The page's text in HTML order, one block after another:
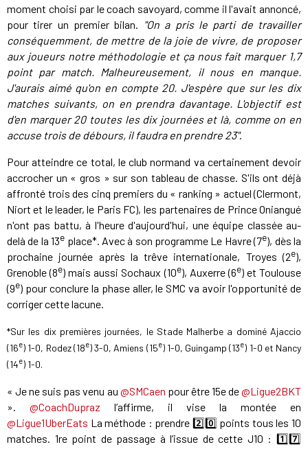
moment choisi par le coach savoyard, comme il l'avait annoncé,
pour tirer un premier bilan. "On a pris le parti de travailler
conséquemment, de mettre de la joie de vivre, de proposer
aux joueurs notre méthodologie et ça nous fait marquer 1,7
point par match. Malheureusement, il nous en manque.
J'aurais aimé qu'on en compte 20. J'espère que sur les dix
matches suivants, on en prendra davantage. L'objectif est
d'en marquer 20 toutes les dix journées et là, comme on en
accuse trois de débours, il faudra en prendre 23".
Pour atteindre ce total, le club normand va certainement devoir
accrocher un « gros » sur son tableau de chasse. S'ils ont déjà
affronté trois des cinq premiers du « ranking » actuel (Clermont,
Niort et le leader, le Paris FC), les partenaires de Prince Oniangué
n'ont pas battu, à l'heure d'aujourd'hui, une équipe classée au-
delà de la 13e place*. Avec à son programme Le Havre (7e), dès la
prochaine journée après la trêve internationale, Troyes (2e),
Grenoble (8e) mais aussi Sochaux (10e), Auxerre (6e) et Toulouse
(9e) pour conclure la phase aller, le SMC va avoir l'opportunité de
corriger cette lacune.
*Sur les dix premières journées, le Stade Malherbe a dominé Ajaccio
(16e) 1-0, Rodez (18e) 3-0, Amiens (15e) 1-0, Guingamp (13e) 1-0 et Nancy
(14e) 1-0.
« Je ne suis pas venu au ⁦ @SMCaen ⁩ pour être 15e de ⁦@Ligue2BKT
». ⁦ @CoachDupraz ⁩ l’affirme, il vise la montée en
@Ligue1UberEats ⁩ La méthode : prendre 2️⃣0️⃣ points tous les 10
matches. 1re point de passage à l’issue de cette J10 : 1️⃣7️⃣